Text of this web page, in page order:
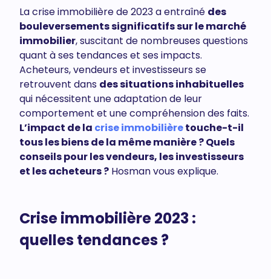
La crise immobilière de 2023 a entraîné des
bouleversements significatifs sur le marché
immobilier, suscitant de nombreuses questions
quant à ses tendances et ses impacts.
Acheteurs, vendeurs et investisseurs se
retrouvent dans des situations inhabituelles
qui nécessitent une adaptation de leur
comportement et une compréhension des faits.
L’impact de la crise immobilièretouche-t-il
tous les biens de la même manière ? Quels
conseils pour les vendeurs, les investisseurs
et les acheteurs ? Hosman vous explique.
Crise immobilière 2023 :
quelles tendances ?